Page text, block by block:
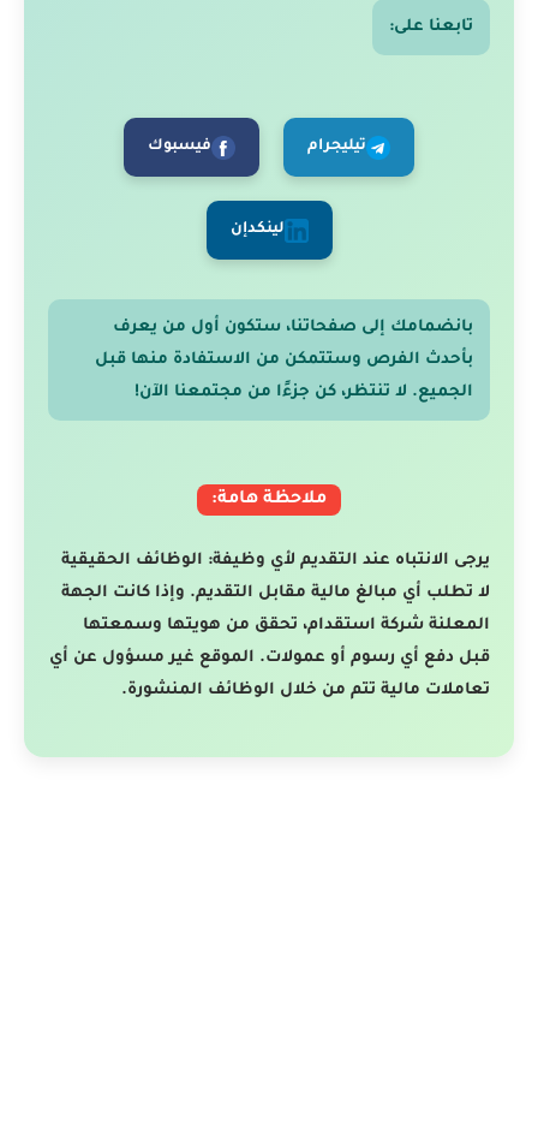
تابعنا على:
تيليجرام فيسبوك
لينكدإن
بانضمامك إلى صفحاتنا، ستكون أول من يعرف
بأحدث الفرص وستتمكن من الاستفادة منها قبل
الجميع. لا تنتظر، كن جزءًا من مجتمعنا الآن!
ملاحظة هامة:
يرجى الانتباه عند التقديم لأي وظيفة: الوظائف الحقيقية
لا تطلب أي مبالغ مالية مقابل التقديم. وإذا كانت الجهة
المعلنة شركة استقدام، تحقق من هويتها وسمعتها
قبل دفع أي رسوم أو عمولات. الموقع غير مسؤول عن أي
تعاملات مالية تتم من خلال الوظائف المنشورة.